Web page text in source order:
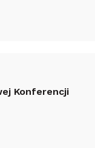
Konferencji